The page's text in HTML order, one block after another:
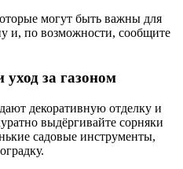
могут быть важны для
и, по возможности, сообщите
за газоном
декоративную отделку и
выдёргивайте сорняки
садовые инструменты,